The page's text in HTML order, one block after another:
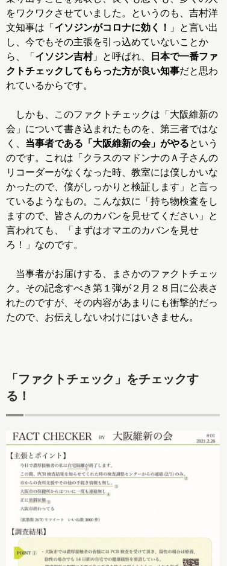
をワクワクさせていました。というのも、吉村洋
文知事は「 イソジンがコロナに効く！
」と言い出
し、今でもその主張を引っ込めていないことか
ら、「 イソジン吉村」と呼ばれ、
日本で一番ファ
クトチェックしてもらった方が良い知事だと思わ
れているからです。
しかも、このファクトチェックは「大阪維新の
会」について書き込まれたものを、第三者ではな
く、 当事者である「大阪維新の会」がやるという
のです。これは「クラスのマドンナのＡ子さんの
リコーダーがなくなった時、教室には僕しかいな
かったので、僕がしっかりと検証します」と言っ
ているようなもの。こんな奴に「持ち物検査をし
ますので、皆さんのカバンを見せてください」と
言われても、「まずはオマエのカバンを見せ
ろ！」なのです。
当事者がお届けする、まさかのファクトチェッ
ク。その記念すべき第１弾が２月２８日に公表さ
れたのですが、その内容があまりにも衝撃的だっ
たので、お伝えしないわけにはいきません。
「ファクトチェック」をチェックす
る！